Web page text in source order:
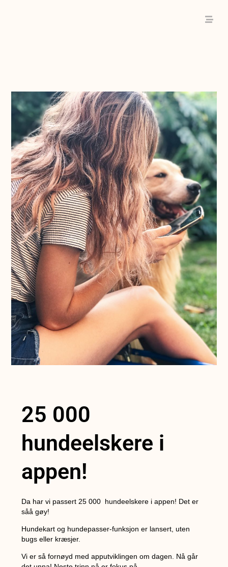
25 000
hundeelskere i
appen!
Da har vi passert 25 000 hundeelskere i appen! Det er
såå gøy!
Hundekart og hundepasser-funksjon er lansert, uten
bugs eller kræsjer.
Vi er så fornøyd med apputviklingen om dagen. Nå går